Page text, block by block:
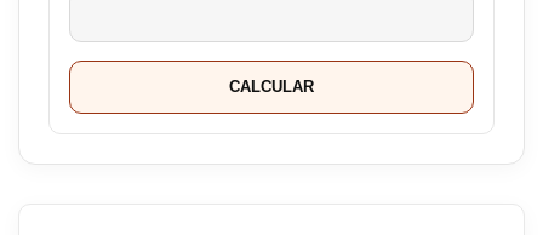
CALCULAR